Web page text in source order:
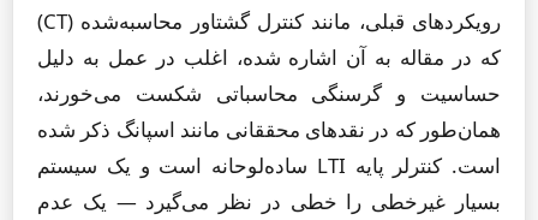
رویکردهای قبلی، مانند کنترل گشتاور محاسبه‌شده (CT)
که در مقاله به آن اشاره شده، اغلب در عمل به دلیل
حساسیت و گرسنگی محاسباتی شکست می‌خورند،
همان‌طور که در نقدهای محققانی مانند اسپانگ ذکر شده
است. کنترلر پایه LTI ساده‌لوحانه است و یک سیستم
بسیار غیرخطی را خطی در نظر می‌گیرد — یک عدم